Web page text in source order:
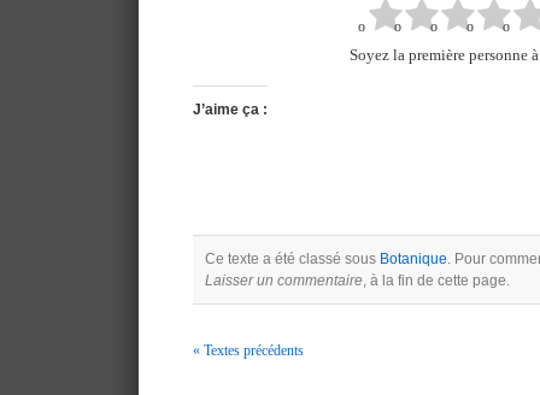
Soyez la première personne
J’aime ça :
Ce texte a été classé sous Botanique. Pour
Laisser un commentaire, à la fin de cette page.
« Textes précédents